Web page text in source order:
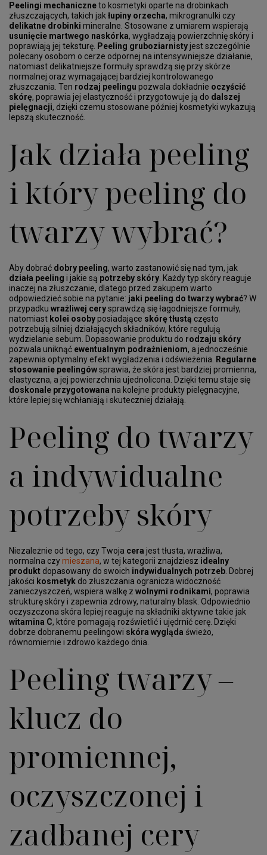
Peelingi mechaniczneto kosmetyki oparte na drobinkach
złuszczających, takich jakłupiny orzecha, mikrogranulki czy
delikatne drobinki mineralne. Stosowane z umiarem wspierają
usunięcie martwego naskórka, wygładzają powierzchnię skóry i
poprawiają jej teksturę. Peeling gruboziarnistyjest szczególnie
polecany osobom o cerze odpornej na intensywniejsze działanie,
natomiast delikatniejsze formuły sprawdzą się przy skórze
normalnej oraz wymagającej bardziej kontrolowanego
złuszczania. Ten rodzaj peelingu pozwala dokładnie oczyścić
skórę, poprawia jej elastyczność i przygotowuje ją do dalszej
pielęgnacji, dzięki czemu stosowane później kosmetyki wykazują
lepszą skuteczność.
Jak działa peeling
i który peeling do
twarzy wybrać?
Aby dobrać dobry peeling, warto zastanowić się nad tym, jak
działa peeling i jakie są potrzeby skóry. Każdy typ skóry reaguje
inaczej na złuszczanie, dlatego przed zakupem warto
odpowiedzieć sobie na pytanie: jaki peeling do twarzy wybrać? W
przypadku wrażliwej cerysprawdzą się łagodniejsze formuły,
natomiast kolei osobyposiadające skórę tłustą często
potrzebują silniej działających składników, które regulują
wydzielanie sebum. Dopasowanie produktu do rodzaju skóry
pozwala uniknąć ewentualnym podrażnieniom, a jednocześnie
zapewnia optymalny efekt wygładzenia i odświeżenia. Regularne
stosowanie peelingówsprawia, że skóra jest bardziej promienna,
elastyczna, a jej powierzchnia ujednolicona. Dzięki temu staje się
doskonale przygotowana na kolejne produkty pielęgnacyjne,
które lepiej się wchłaniają i skuteczniej działają.
Peeling do twarzy
a indywidualne
potrzeby skóry
Niezależnie od tego, czy Twoja cera jest tłusta, wrażliwa,
normalna czymieszana, w tej kategorii znajdziesz idealny
produkt dopasowany do swoich indywidualnych potrzeb. Dobrej
jakości kosmetyk do złuszczania ogranicza widoczność
zanieczyszczeń, wspiera walkę z wolnymi rodnikami, poprawia
strukturę skóry i zapewnia zdrowy, naturalny blask. Odpowiednio
oczyszczona skóra lepiej reaguje na składniki aktywne takie jak
witamina C, które pomagają rozświetlić i ujędrnić cerę. Dzięki
dobrze dobranemu peelingowi skóra wygląda świeżo,
równomiernie i zdrowo każdego dnia.
Peeling twarzy –
klucz do
promiennej,
oczyszczonej i
zadbanej cery